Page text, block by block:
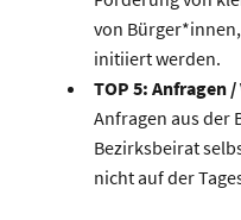
von
initiiert werden.
TOP 5: Anfragen
Anfragen aus der
Bezirksbeirat
nicht auf der